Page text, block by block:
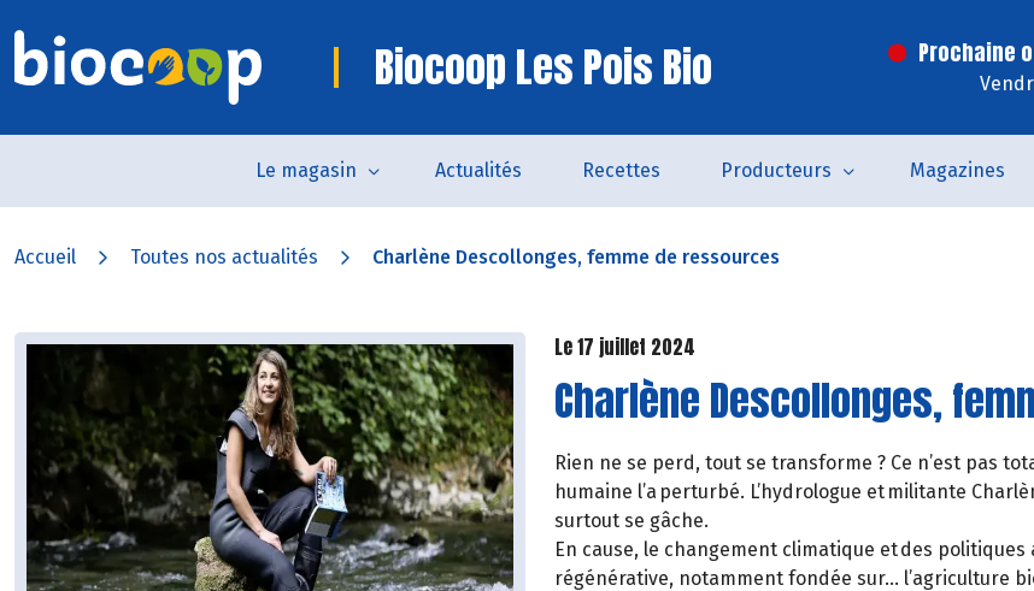
Biocoop Les Pois Bio Prochaine
Le magasin Actualités Recettes Producteurs Magazines
Accueil Toutes nos actualités Charlène Descollonges, femme de ressources
Le 17 juillet 2024
Charlène Descollonges,
Rien ne se perd, tout se transforme ? Ce n’est pas
humaine l’a perturbé. L’hydrologue et militante
surtout se gâche.
En cause, le changement climatique et des
régénérative, notamment fondée sur… l’agriculture